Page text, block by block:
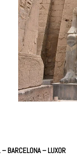
BARCELONA – LUXOR